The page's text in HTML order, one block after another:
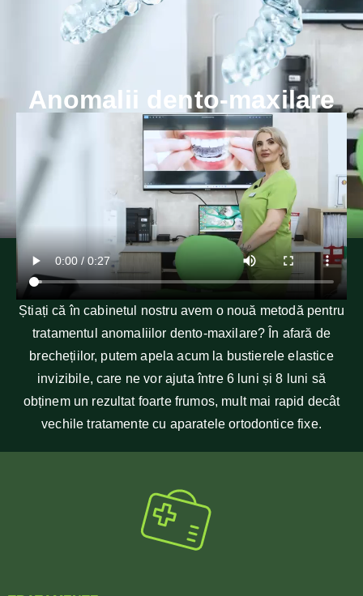
Anomalii dento-maxilare
Știați că în cabinetul nostru avem o nouă metodă pentru
tratamentul anomaliilor dento-maxilare? În afară de
brechețiilor, putem apela acum la bustierele elastice
invizibile, care ne vor ajuta între 6 luni și 8 luni să
obținem un rezultat foarte frumos, mult mai rapid decât
vechile tratamente cu aparatele ortodontice fixe.